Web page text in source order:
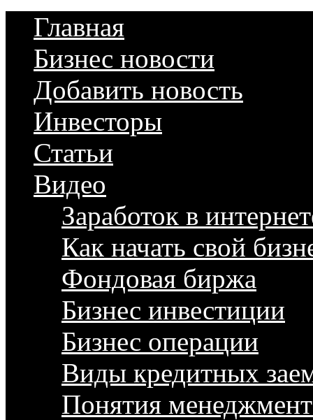
Главная
Бизнес новости
Добавить новость
Инвесторы
Статьи
Видео
Заработок в
Как начать свой
Фондовая биржа
Бизнес инвестиции
Бизнес операции
Виды кредитных
Понятия